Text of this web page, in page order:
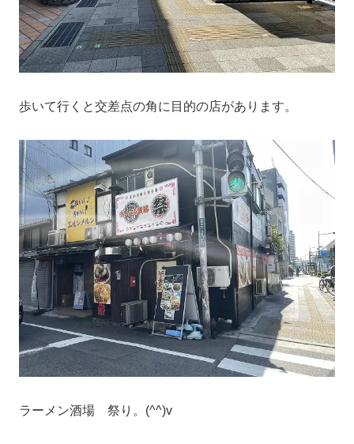
歩いて行くと交差点の角に目的の店があります。
ラーメン酒場 祭り。(^^)v